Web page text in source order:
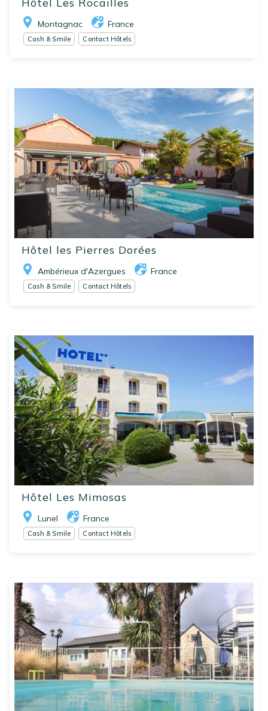
Montagnac France
Cash & Smile Contact Hôtels
Hôtel les Pierres Dorées
Ambérieux d'Azergues France
Cash & Smile Contact Hôtels
Hôtel Les Mimosas
Lunel France
Cash & Smile Contact Hôtels